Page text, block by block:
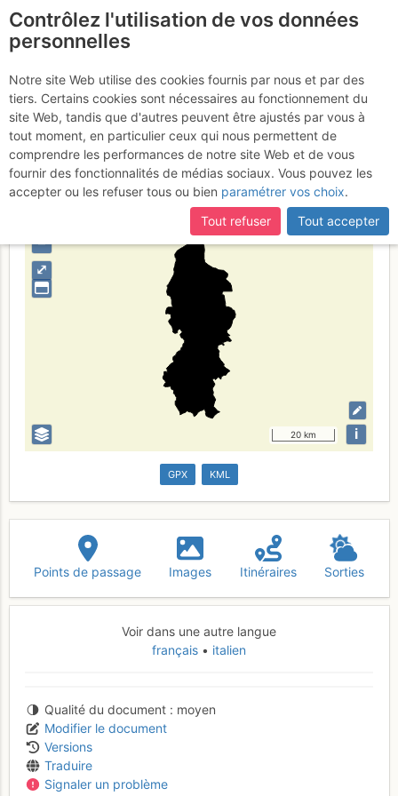
莱科省
Type de région limite administrative
⤢
–
20 km i
GPX KML
Points de passage Images Itinéraires Sorties
Voir dans une autre langue
français
italien
Qualité du document
moyen
Modifier le document
Versions
Traduire
Signaler un problème
Contrôlez l'utilisation de vos données
personnelles
Notre site Web utilise des cookies fournis par nous et par des
tiers. Certains cookies sont nécessaires au fonctionnement du
site Web, tandis que d'autres peuvent être ajustés par vous à
tout moment, en particulier ceux qui nous permettent de
comprendre les performances de notre site Web et de vous
fournir des fonctionnalités de médias sociaux. Vous pouvez les
accepter ou les refuser tous ou bien paramétrer vos choix.
Tout refuser
Tout accepter